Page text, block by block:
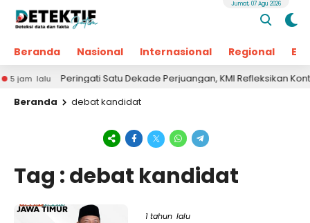
Beranda Nasional Internasional Regional
Jumat, 07 Agu 2026
lalu
Peringati Satu Dekade Perjuangan, KMI Refleksikan
Beranda
debat kandidat
Tag : debat kandidat
1 tahun lalu